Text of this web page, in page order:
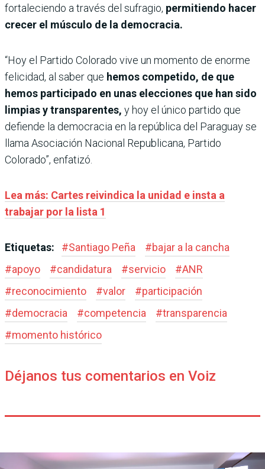
fortaleciendo a través del sufragio, permitiendo hacer
crecer el músculo de la democracia.
“Hoy el Partido Colorado vive un momento de enorme
felicidad, al saber que hemos competido, de que
hemos participado en unas elecciones que han sido
limpias y transparentes, y hoy el único partido que
defiende la democracia en la república del Paraguay se
llama Asociación Nacional Republicana, Partido
Colorado”, enfatizó.
Lea más: Cartes reivindica la unidad e insta a
trabajar por la lista 1
Etiquetas: #Santiago Peña #bajar a la cancha
#apoyo #candidatura #servicio #ANR
#reconocimiento #valor #participación
#democracia #competencia #transparencia
#momento histórico
Déjanos tus comentarios en Voiz